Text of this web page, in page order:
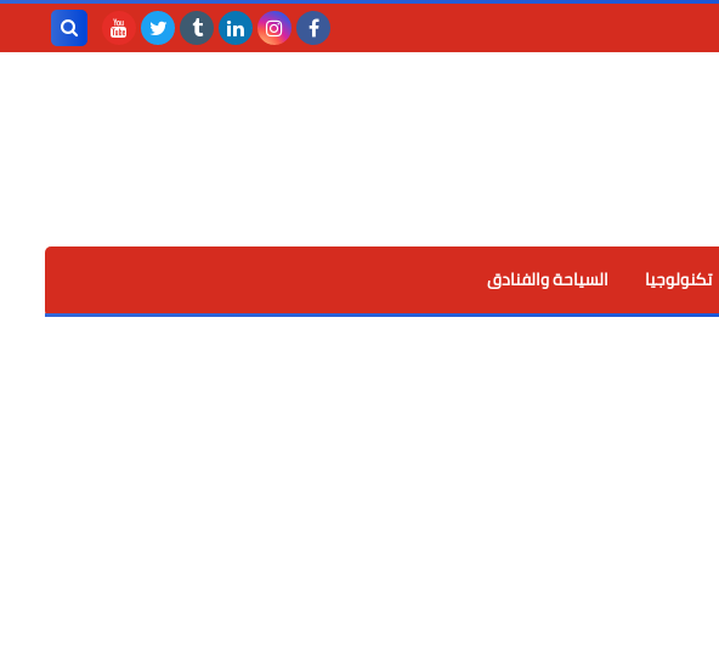
تكنولوجيا السياحة والفنادق